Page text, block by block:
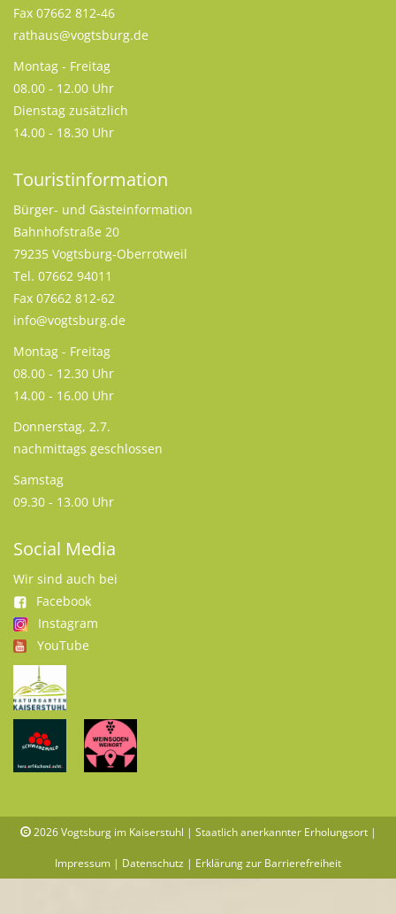
Fax 07662 812-46
rathaus@vogtsburg.de
Montag - Freitag
08.00 - 12.00 Uhr
Dienstag zusätzlich
14.00 - 18.30 Uhr
Touristinformation
Bürger- und Gästeinformation
Bahnhofstraße 20
79235 Vogtsburg-Oberrotweil
Tel. 07662 94011
Fax 07662 812-62
info@vogtsburg.de
Montag - Freitag
08.00 - 12.30 Uhr
14.00 - 16.00 Uhr
Donnerstag, 2.7.
nachmittags geschlossen
Samstag
09.30 - 13.00 Uhr
Social Media
Wir sind auch bei
Facebook
Instagram
YouTube
2026 Vogtsburg im Kaiserstuhl | Staatlich anerkannter Erholungsort |
Impressum | Datenschutz | Erklärung zur Barrierefreiheit